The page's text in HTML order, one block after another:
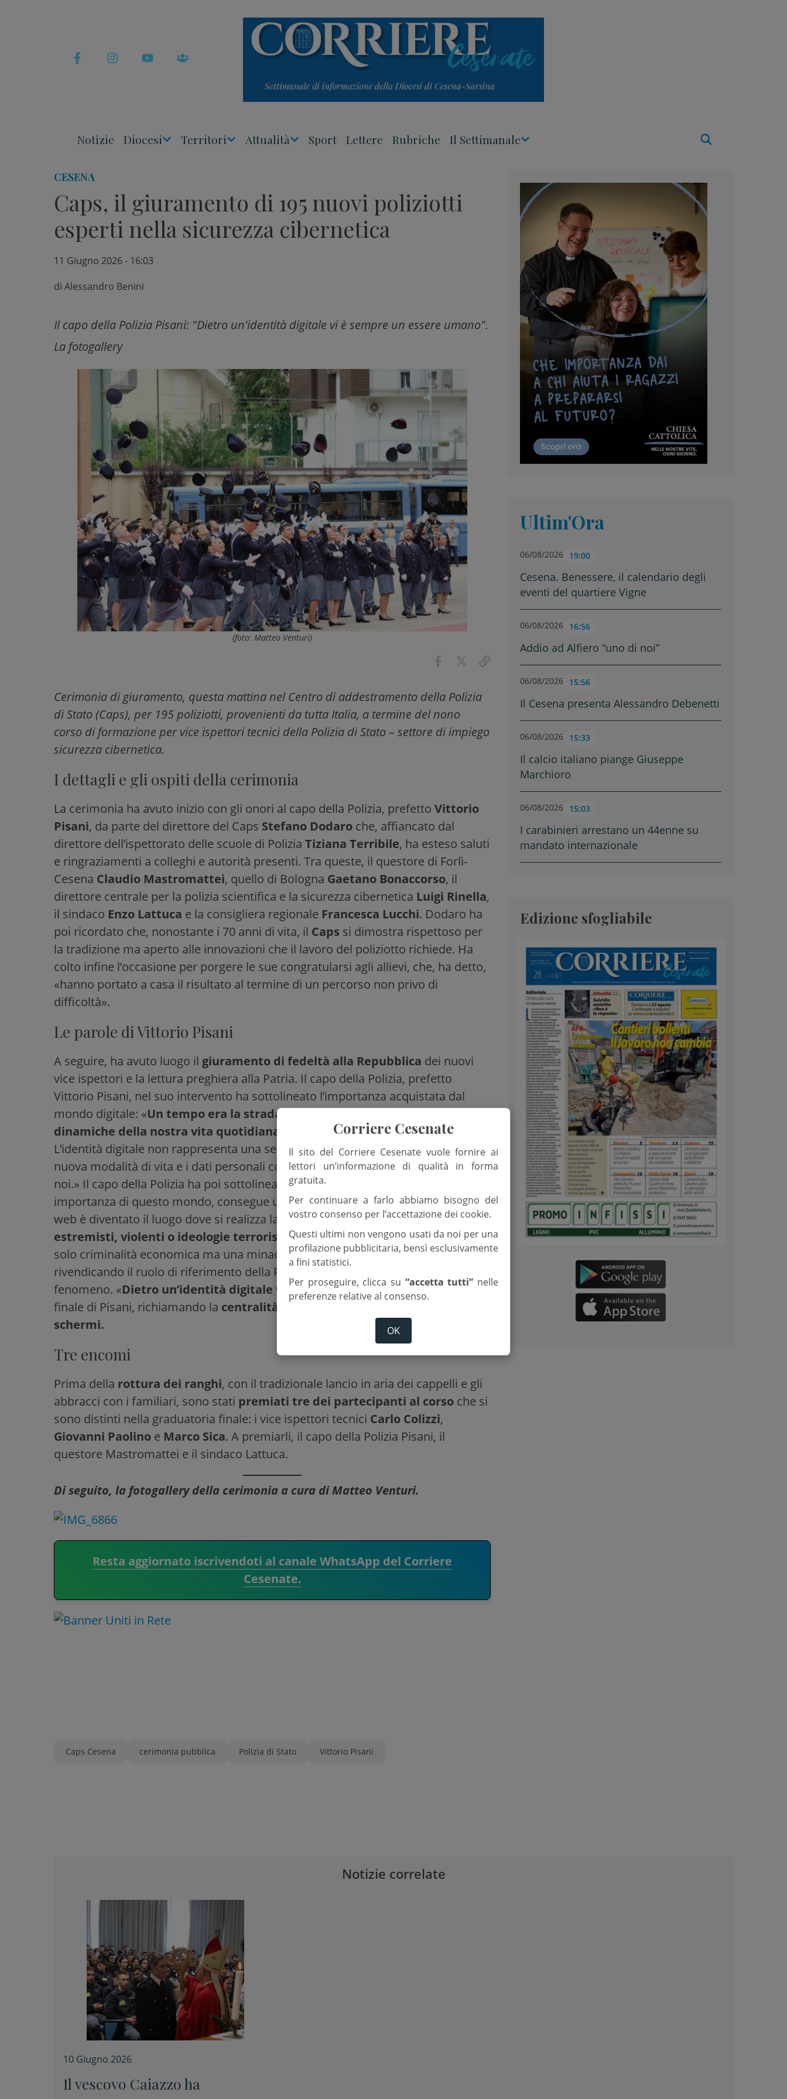
Notizie Diocesi Territori Attualità Sport Lettere Rubriche Il Settimanale
CESENA
Caps, il giuramento di 195 nuovi poliziotti
esperti nella sicurezza cibernetica
11 Giugno 2026 - 16:03
di Alessandro Benini
Il capo della Polizia Pisani: "Dietro un'identità digitale vi è sempre un essere umano".
La fotogallery
(foto: Matteo Venturi)
Cerimonia di giuramento, questa mattina nel Centro di addestramento della Polizia
di Stato (Caps), per 195 poliziotti, provenienti da tutta Italia, a termine del nono
corso di formazione per vice ispettori tecnici della Polizia di Stato – settore di impiego
sicurezza cibernetica.
I dettagli e gli ospiti della cerimonia
La cerimonia ha avuto inizio con gli onori al capo della Polizia, prefetto Vittorio
Pisani, da parte del direttore del Caps Stefano Dodaro che, affiancato dal
direttore dell’ispettorato delle scuole di Polizia Tiziana Terribile, ha esteso saluti
e ringraziamenti a colleghi e autorità presenti. Tra queste, il questore di Forlì-
Cesena Claudio Mastromattei, quello di Bologna Gaetano Bonaccorso, il
direttore centrale per la polizia scientifica e la sicurezza cibernetica Luigi Rinella,
il sindaco Enzo Lattuca e la consigliera regionale Francesca Lucchi. Dodaro ha
poi ricordato che, nonostante i 70 anni di vita, il Caps si dimostra rispettoso per
la tradizione ma aperto alle innovazioni che il lavoro del poliziotto richiede. Ha
colto infine l’occasione per porgere le sue congratularsi agli allievi, che, ha detto,
«hanno portato a casa il risultato al termine di un percorso non privo di
difficoltà».
Le parole di Vittorio Pisani
A seguire, ha avuto luogo il giuramento di fedeltà alla Repubblica dei nuovi
vice ispettori e la lettura preghiera alla Patria. Il capo della Polizia, prefetto
Vittorio Pisani, nel suo intervento ha sottolineato l’importanza acquistata dal
mondo digitale: «Un tempo era la strada il luogo dove si sviluppavano le
dinamiche della nostra vita quotidiana. Oggi quel luogo è diventato il web
L’identità digitale non rappresenta una semplice password, ma l’essenza di una
nuova modalità di vita e i dati personali costituiscono il patrimonio di ognuno di
noi.» Il capo della Polizia ha poi sottolineato che al progressivo aumento di
importanza di questo mondo, consegue un aumento dei rischi legati a esso: «Il
web è diventato il luogo dove si realizza la radicalizzazione di comportamenti
estremisti, violenti o ideologie terroristicheperciò ilcybercrimenon è più
solo criminalità economica ma una minaccia alle istituzioni democratiche»
rivendicando il ruolo di riferimento della Polizia postale nel contrasto del
fenomeno. «Dietro un’identità digitale vi è un essere umano», il monito
finale di Pisani, richiamando la centralità della persona anche dietro gli
schermi.
Tre encomi
Prima della rottura dei ranghi, con il tradizionale lancio in aria dei cappelli e gli
abbracci con i familiari, sono stati premiati tre dei partecipanti al corso che si
sono distinti nella graduatoria finale: i vice ispettori tecnici Carlo Colizzi,
Giovanni Paolino e Marco Sica. A premiarli, il capo della Polizia Pisani, il
questore Mastromattei e il sindaco Lattuca.
Di seguito, la fotogallery della cerimonia a cura di Matteo Venturi.
Resta aggiornato iscrivendoti al canale WhatsApp del Corriere
Cesenate.
Caps Cesena cerimonia pubblica Polizia di Stato Vittorio Pisani
Ultim'Ora
06/08/2026 19:00
Cesena. Benessere, il calendario degli
eventi del quartiere Vigne
06/08/2026 16:56
Addio ad Alfiero “uno di noi”
06/08/2026 15:56
Il Cesena presenta Alessandro Debenetti
06/08/2026 15:33
Il calcio italiano piange Giuseppe
Marchioro
06/08/2026 15:03
I carabinieri arrestano un 44enne su
mandato internazionale
Edizione sfogliabile
Notizie correlate
10 Giugno 2026
Il vescovo Caiazzo ha
Corriere Cesenate
Il sito del Corriere Cesenate vuole fornire ai
lettori un’informazione di qualità in forma
gratuita.
Per continuare a farlo abbiamo bisogno del
vostro consenso per l’accettazione dei cookie.
Questi ultimi non vengono usati da noi per una
profilazione pubblicitaria, bensì esclusivamente
a fini statistici.
Per proseguire, clicca su “accetta tutti” nelle
preferenze relative al consenso.
OK